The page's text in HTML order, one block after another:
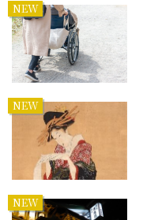
NEW
NEW
NEW